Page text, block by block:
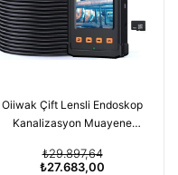
Oiiwak Çift Lensli Endoskop
Kanalizasyon Muayene
₺27.683,00
₺29.897,64